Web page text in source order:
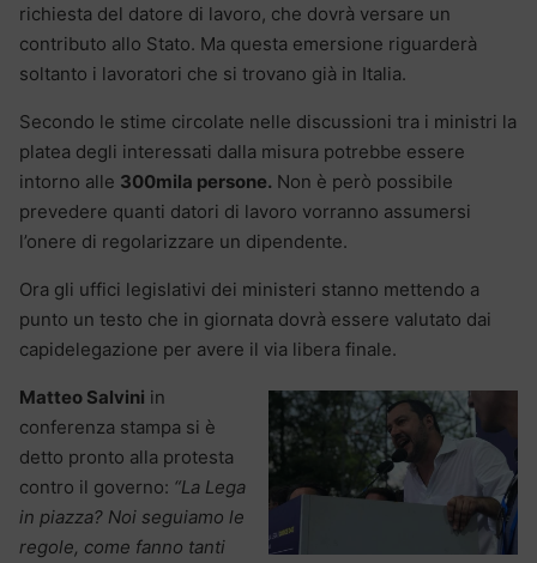
richiesta del datore di lavoro, che dovrà versare un
contributo allo Stato. Ma questa emersione riguarderà
soltanto i lavoratori che si trovano già in Italia.
Secondo le stime circolate nelle discussioni tra i ministri la
platea degli interessati dalla misura potrebbe essere
intorno alle 300mila persone. Non è però possibile
prevedere quanti datori di lavoro vorranno assumersi
l’onere di regolarizzare un dipendente.
Ora gli uffici legislativi dei ministeri stanno mettendo a
punto un testo che in giornata dovrà essere valutato dai
capidelegazione per avere il via libera finale.
Matteo Salvini in
conferenza stampa si è
detto pronto alla protesta
contro il governo: “La Lega
in piazza? Noi seguiamo le
regole, come fanno tanti